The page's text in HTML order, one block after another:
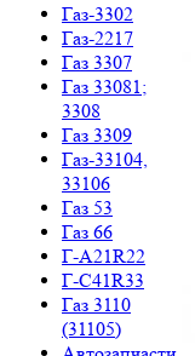
Газ-3302
Газ-2217
Газ 3307
Газ 33081;
3308
Газ 3309
Газ-33104,
33106
Газ 53
Газ 66
Г-A21R22
Г-C41R33
Газ 3110
(31105)